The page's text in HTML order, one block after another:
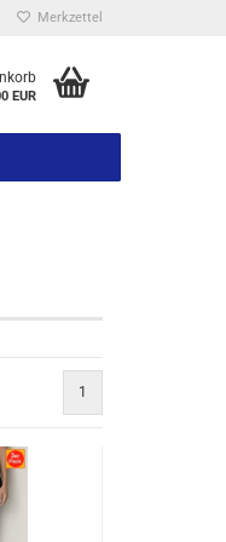
Merkzettel
EUR
1